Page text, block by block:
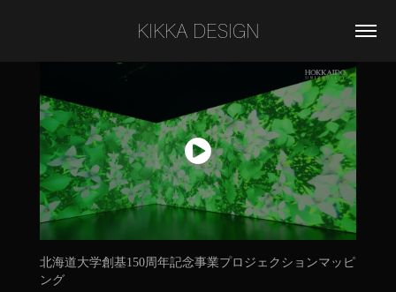
KIKKA DESIGN
北海道大学創基150周年記念事業プロジェクションマッピ
ング